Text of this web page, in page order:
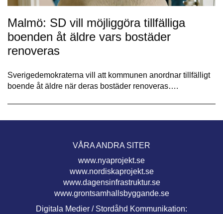
Malmö: SD vill möjliggöra tillfälliga
boenden åt äldre vars bostäder
renoveras
Sverigedemokraterna vill att kommunen anordnar tillfälligt
boende åt äldre när deras bostäder renoveras….
VÅRA ANDRA SITER
www.nyaprojekt.se
www.nordiskaprojekt.se
www.dagensinfrastruktur.se
www.grontsamhallsbyggande.se
Digitala Medier / Stordåhd Kommunikation: